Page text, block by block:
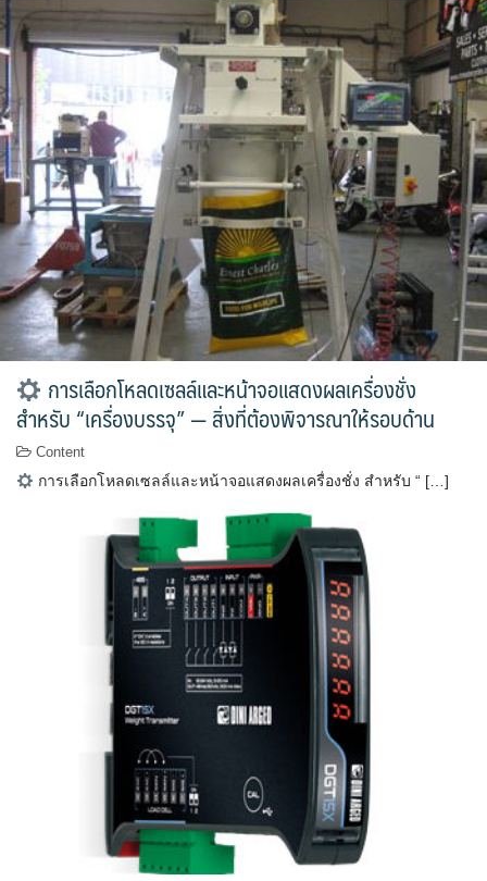
การเลือกโหลดเซลล์และหน้าจอแสดงผลเครื่องชั่ง
สำหรับ “เครื่องบรรจุ” — สิ่งที่ต้องพิจารณาให้รอบด้าน
Content
การเลือกโหลดเซลล์และหน้าจอแสดงผลเครื่องชั่ง สำหรับ “ […]